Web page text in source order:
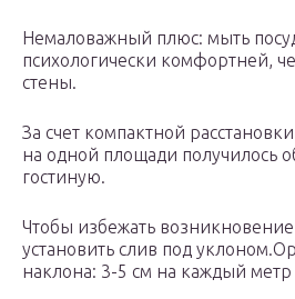
Немаловажный плюс: мыть
психологически комфортней,
стены.
За счет компактной
на одной площади получилось
гостиную.
Чтобы избежать
установить слив под
наклона: 3-5 см на каждый метр